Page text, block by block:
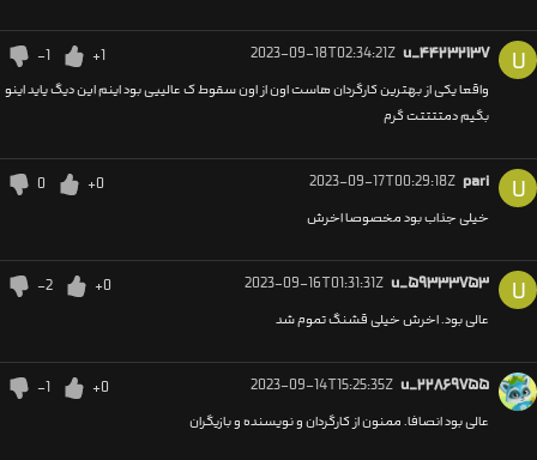
U u_۴۴۲۳۲۱۳۷ 2023-09-18T02:34:21Z
+1
-1
واقعا یکی از بهترین کارگردان هاست اون از اون سقوط ک عالییی بود اینم این دیگ یاید اینو
بگیم دمتتتتت گرم
U
pari
2023-09-17T00:29:18Z
+0
0
خیلی جذاب بود مخصوصا اخرش
U u_۵۹۳۳۳۷۵۳ 2023-09-16T01:31:31Z
+0
-2
عالی بود. اخرش خیلی قشنگ تموم شد
u_۲۲۸۶۹۷۵۵ 2023-09-14T15:25:35Z
+0
-1
عالی بود انصافا. ممنون از کارگردان و نویسنده و بازیگران